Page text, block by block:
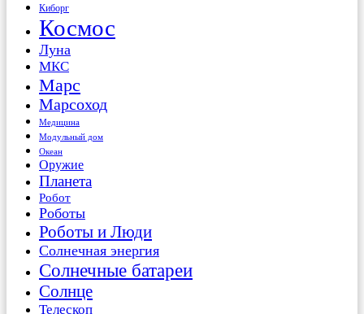
Киборг
Космос
Луна
МКС
Марс
Марсоход
Медицина
Модульный дом
Океан
Оружие
Планета
Робот
Роботы
Роботы и Люди
Солнечная энергия
Солнечные батареи
Солнце
Телескоп